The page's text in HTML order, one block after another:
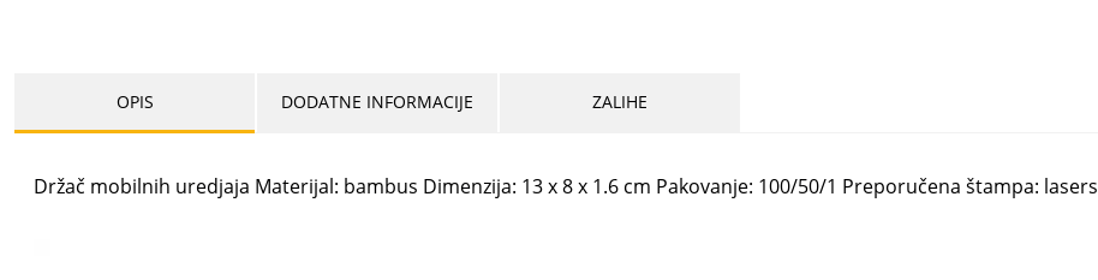
OPIS DODATNE INFORMACIJE ZALIHE
Držač mobilnih uredjaja Materijal: bambus Dimenzija: 13 x 8 x 1.6 cm Pakovanje: 100/50/1 Preporučena štampa: